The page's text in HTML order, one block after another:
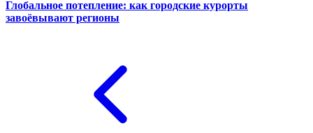
Глобальное потепление: как городские курорты
завоёвывают регионы